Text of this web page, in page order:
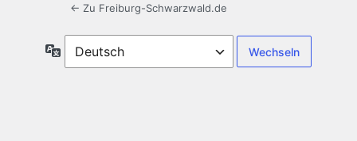
← Zu Freiburg-Schwarzwald.de
Sprache